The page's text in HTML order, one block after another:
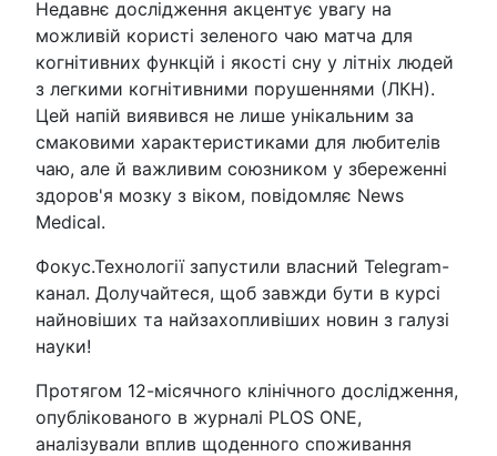
Недавнє дослідження акцентує увагу на
можливій користі зеленого чаю матча для
когнітивних функцій і якості сну у літніх людей
з легкими когнітивними порушеннями (ЛКН).
Цей напій виявився не лише унікальним за
смаковими характеристиками для любителів
чаю, але й важливим союзником у збереженні
здоров'я мозку з віком, повідомляє News
Medical.
Фокус.Технології запустили власний Telegram-
канал. Долучайтеся, щоб завжди бути в курсі
найновіших та найзахопливіших новин з галузі
науки!
Протягом 12-місячного клінічного дослідження,
опублікованого в журналі PLOS ONE,
аналізували вплив щоденного споживання